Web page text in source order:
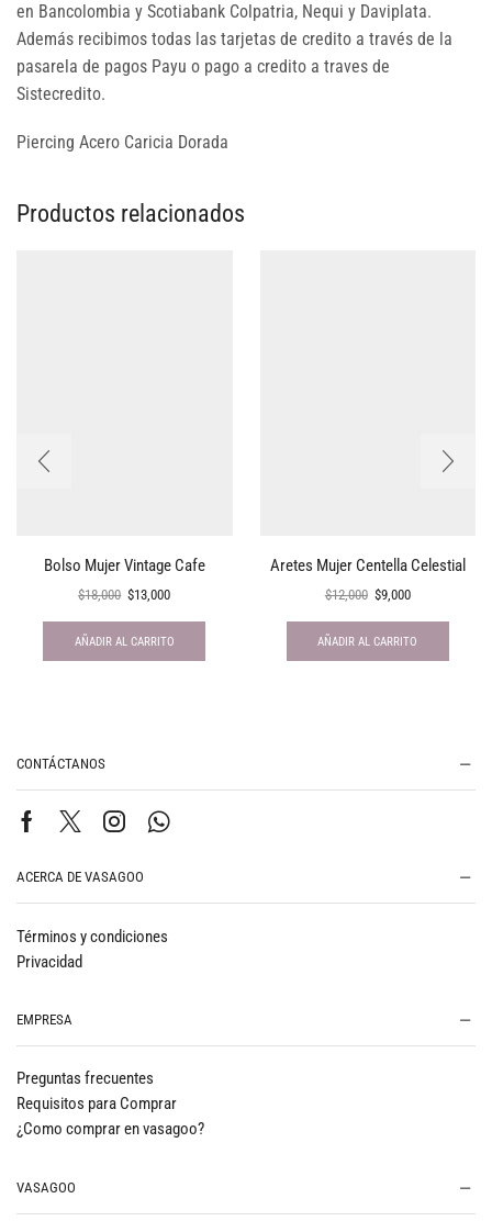
en Bancolombia y Scotiabank Colpatria, Nequi y Daviplata.
Además recibimos todas las tarjetas de credito a través de la
pasarela de pagos Payu o pago a credito a traves de
Sistecredito.
Piercing Acero Caricia Dorada
Productos relacionados
Bolso Mujer Vintage Cafe
$18,000 $13,000
AÑADIR AL CARRITO
Aretes Mujer Centella Celestial
$12,000 $9,000
AÑADIR AL CARRITO
CONTÁCTANOS
ACERCA DE VASAGOO
Términos y condiciones
Privacidad
EMPRESA
Preguntas frecuentes
Requisitos para Comprar
¿Como comprar en vasagoo?
VASAGOO